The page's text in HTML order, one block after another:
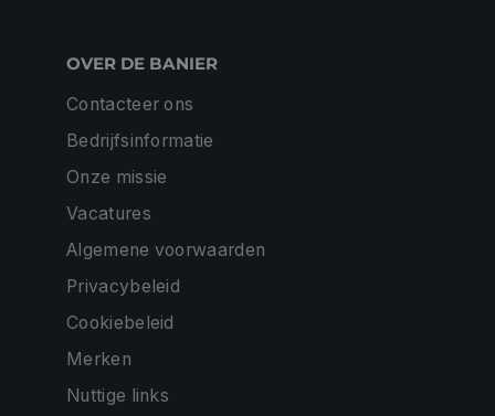
OVER DE BANIER
Contacteer ons
Bedrijfsinformatie
Onze missie
Vacatures
Algemene voorwaarden
Privacybeleid
Cookiebeleid
Merken
Nuttige links